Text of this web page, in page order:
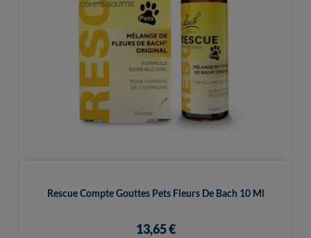
Rescue Compte Gouttes Pets Fleurs De Bach 10 Ml
13,65 €